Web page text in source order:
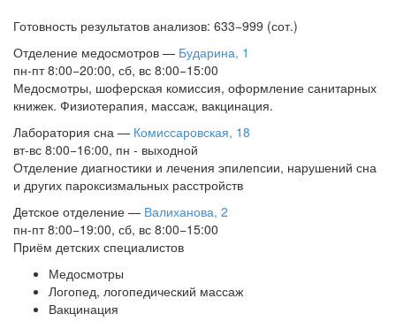
Готовность результатов анализов: 633−999 (сот.)
Отделение медосмотров — Бударина, 1
пн-пт 8:00−20:00, сб, вс 8:00−15:00
Медосмотры, шоферская комиссия, оформление санитарных
книжек. Физиотерапия, массаж, вакцинация.
Лаборатория сна — Комиссаровская, 18
вт-вс 8:00−16:00, пн - выходной
Отделение диагностики и лечения эпилепсии, нарушений сна
и других пароксизмальных расстройств
Детское отделение — Валиханова, 2
пн-пт 8:00−19:00, сб, вс 8:00−15:00
Приём детских специалистов
Медосмотры
Логопед, логопедический массаж
Вакцинация